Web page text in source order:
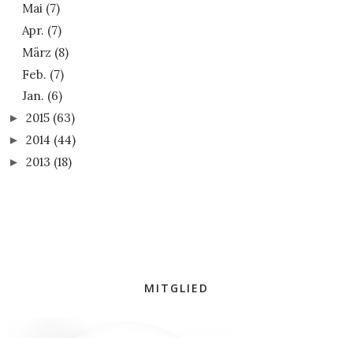
Mai (7)
Apr. (7)
März (8)
Feb. (7)
Jan. (6)
► 2015 (63)
► 2014 (44)
► 2013 (18)
MITGLIED